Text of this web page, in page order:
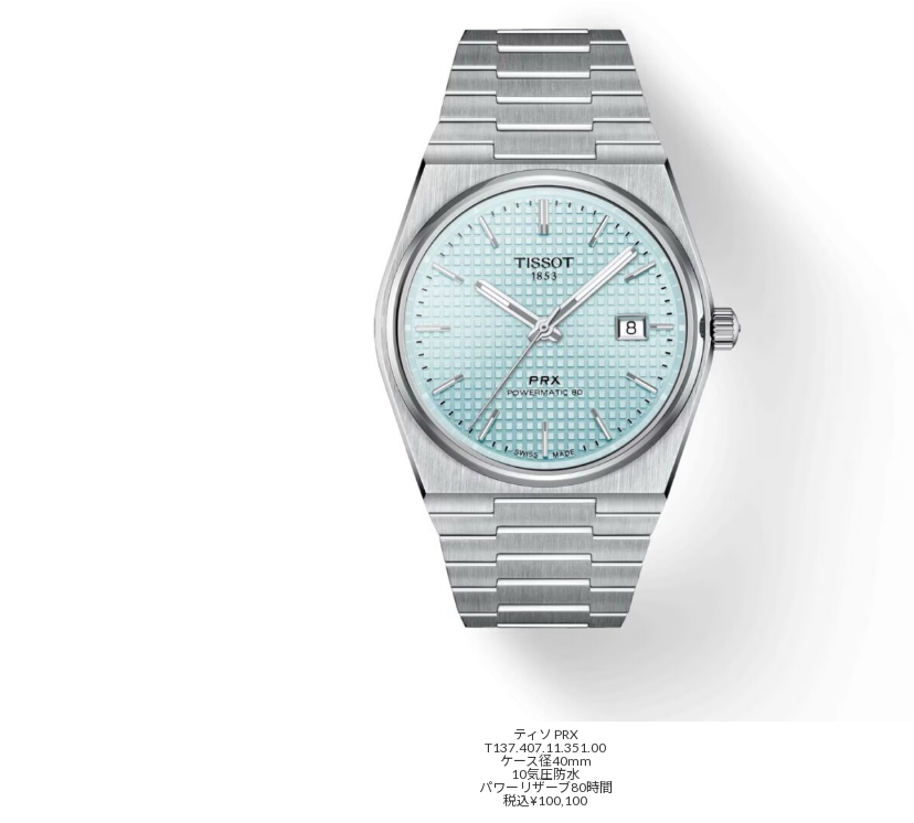
ティソ PRX
T137.407.11.351.00
ケース径40mm
10気圧防水
パワーリザーブ80時間
税込¥100,100